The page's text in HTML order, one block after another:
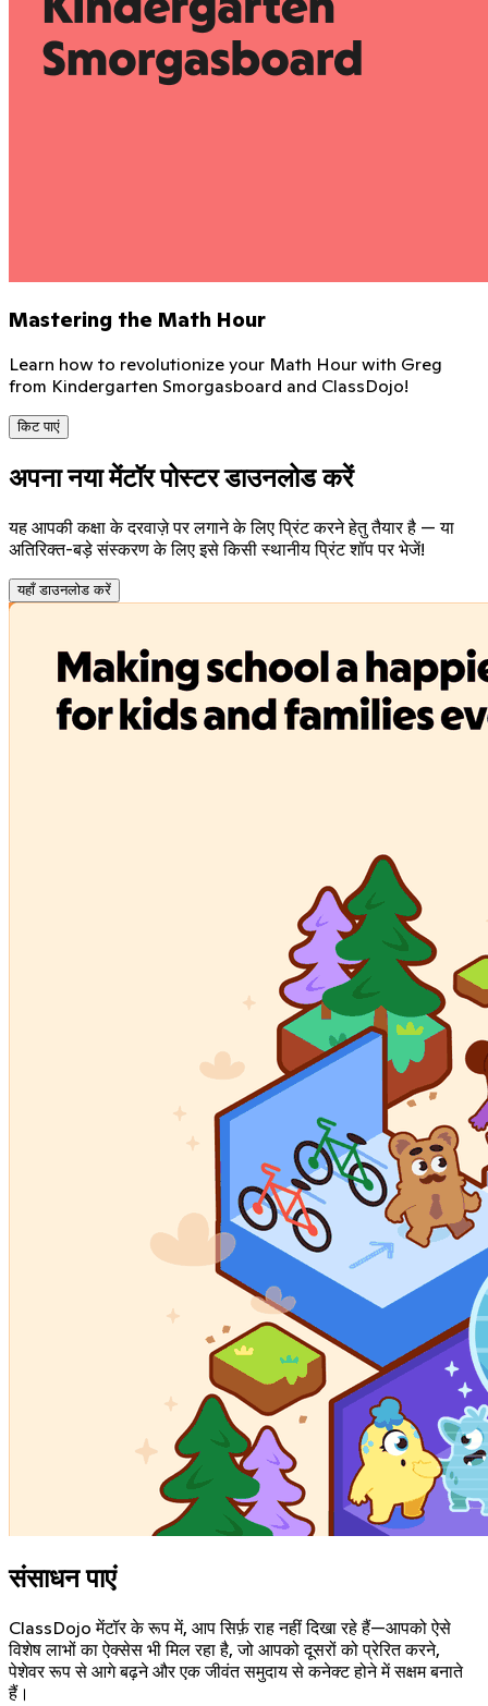
Mastering the Math Hour
Learn how to revolutionize your Math Hour with Greg
from Kindergarten Smorgasboard and ClassDojo!
किट पाएं
अपना नया मेंटॉर पोस्टर डाउनलोड करें
यह आपकी कक्षा के दरवाज़े पर लगाने के लिए प्रिंट करने हेतु तैयार है — या
अतिरिक्त-बड़े संस्करण के लिए इसे किसी स्थानीय प्रिंट शॉप पर भेजें!
यहाँ डाउनलोड करें
संसाधन पाएं
ClassDojo मेंटॉर के रूप में, आप सिर्फ़ राह नहीं दिखा रहे हैं—आपको ऐसे
विशेष लाभों का ऐक्सेस भी मिल रहा है, जो आपको दूसरों को प्रेरित करने,
पेशेवर रूप से आगे बढ़ने और एक जीवंत समुदाय से कनेक्ट होने में सक्षम बनाते
हैं।